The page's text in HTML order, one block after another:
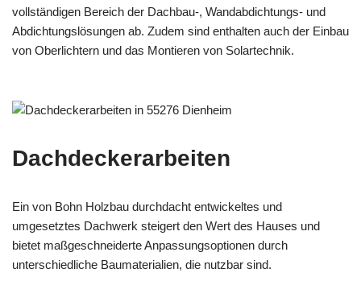
vollständigen Bereich der Dachbau-, Wandabdichtungs- und
Abdichtungslösungen ab. Zudem sind enthalten auch der Einbau
von Oberlichtern und das Montieren von Solartechnik.
Dachdeckerarbeiten
Ein von Bohn Holzbau durchdacht entwickeltes und
umgesetztes Dachwerk steigert den Wert des Hauses und
bietet maßgeschneiderte Anpassungsoptionen durch
unterschiedliche Baumaterialien, die nutzbar sind.